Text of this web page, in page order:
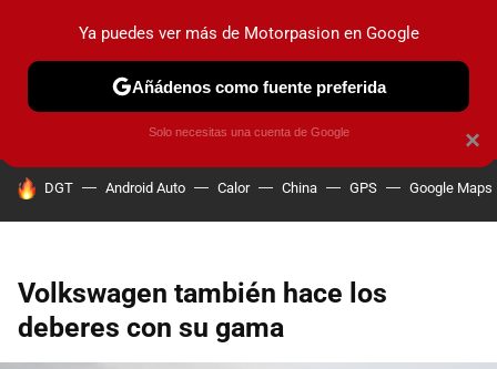
PRUEBAS COCHES ELÉCTRICOS OBSERVATORIO
HOY SE HABLA DE
DGT Android Auto Calor China GPS Google Maps
Volkswagen también hace los
deberes con su gama
×
Ya puedes ver más de Motorpasion en Google
Añádenos como fuente preferida
Solo necesitas una cuenta de Google